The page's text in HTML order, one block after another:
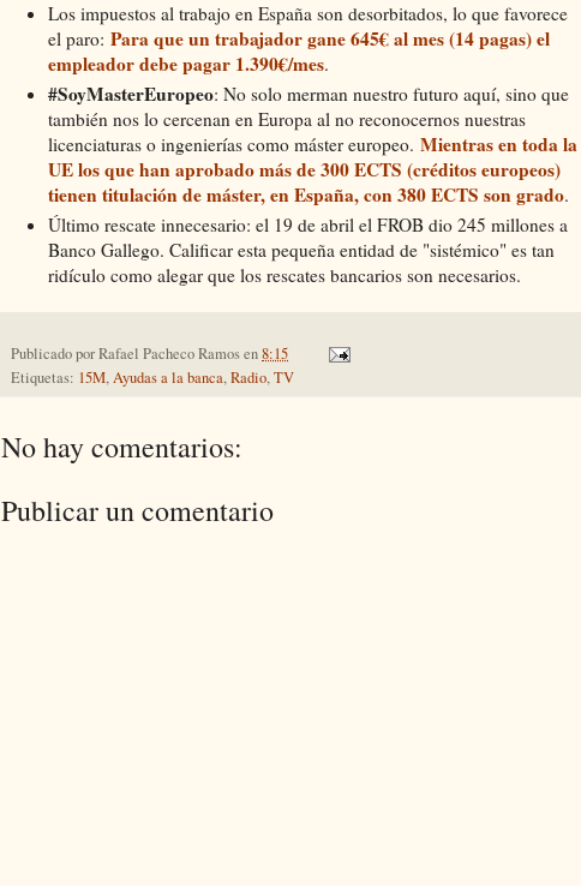
Los impuestos al trabajo en España son desorbitados, lo que favorece
el paro: Para que un trabajador gane 645€ al mes (14 pagas) el
empleador debe pagar 1.390€/mes.
#SoyMasterEuropeo: No solo merman nuestro futuro aquí, sino que
también nos lo cercenan en Europa al no reconocernos nuestras
licenciaturas o ingenierías como máster europeo. Mientras en toda la
UE los que han aprobado más de 300 ECTS (créditos europeos)
tienen titulación de máster, en España, con 380 ECTS son grado.
Último rescate innecesario: el 19 de abril el FROB dio 245 millones a
Banco Gallego. Calificar esta pequeña entidad de "sistémico" es tan
ridículo como alegar que los rescates bancarios son necesarios.
Publicado porRafael Pacheco Ramosen8:15
Etiquetas: 15M,Ayudas a la banca,Radio,TV
No hay comentarios:
Publicar un comentario